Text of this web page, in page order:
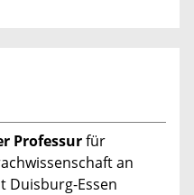
Professurfür
an
Duisburg-Essen